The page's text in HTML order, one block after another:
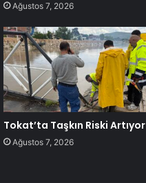
Ağustos 7, 2026
Tokat’ta Taşkın Riski Artıyor
Ağustos 7, 2026